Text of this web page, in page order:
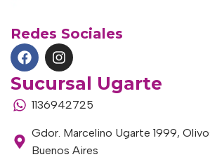
Redes Sociales
Sucursal Ugarte
1136942725
Gdor. Marcelino Ugarte 1999,
Buenos Aires